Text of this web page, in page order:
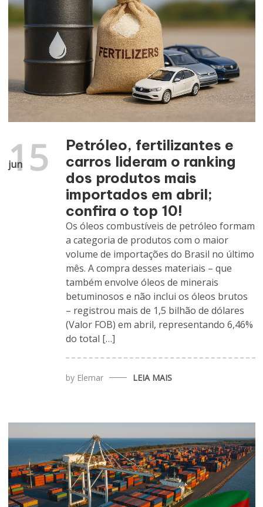
jun
15
Petróleo, fertilizantes e
carros lideram o ranking
dos produtos mais
importados em abril;
confira o top 10!
Os óleos combustíveis de petróleo formam
a categoria de produtos com o maior
volume de importações do Brasil no último
mês. A compra desses materiais – que
também envolve óleos de minerais
betuminosos e não inclui os óleos brutos
– registrou mais de 1,5 bilhão de dólares
(Valor FOB) em abril, representando 6,46%
do total […]
by Elemar LEIA MAIS